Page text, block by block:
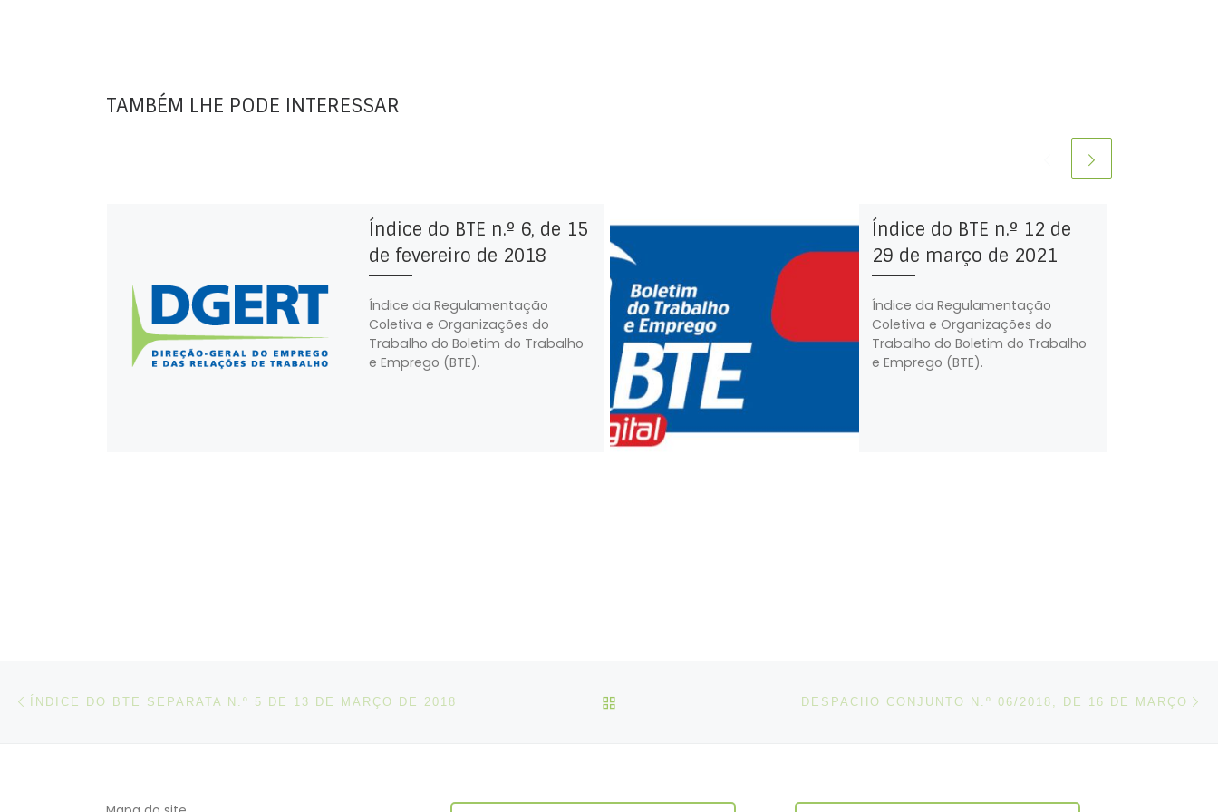
TAMBÉM LHE PODE INTERESSAR
Índice do BTE n.º 6, de 15
de fevereiro de 2018
Índice da Regulamentação
Coletiva e Organizações do
Trabalho do Boletim do Trabalho
e Emprego (BTE).
Índice do BTE n.º 12 de
29 de março de 2021
Índice da Regulamentação
Coletiva e Organizações do
Trabalho do Boletim do Trabalho
e Emprego (BTE).
Post navigation
ÍNDICE DO BTE SEPARATA N.º 5 DE 13 DE MARÇO DE 2018 VOLTAR À LISTA DE ARTIGOSDESPACHO CONJUNTO N.º 06/2018, DE 16 DE MARÇO